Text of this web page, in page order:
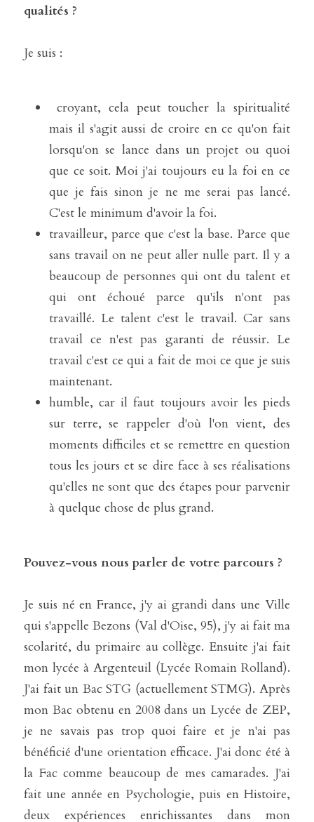
qualités ?
Je suis :
croyant, cela peut toucher la spiritualité
mais il s'agit aussi de croire en ce qu'on fait
lorsqu'on se lance dans un projet ou quoi
que ce soit. Moi j'ai toujours eu la foi en ce
que je fais sinon je ne me serai pas lancé.
C'est le minimum d'avoir la foi.
travailleur, parce que c'est la base. Parce que
sans travail on ne peut aller nulle part. Il y a
beaucoup de personnes qui ont du talent et
qui ont échoué parce qu'ils n'ont pas
travaillé. Le talent c'est le travail. Car sans
travail ce n'est pas garanti de réussir. Le
travail c'est ce qui a fait de moi ce que je suis
maintenant.
humble, car il faut toujours avoir les pieds
sur terre, se rappeler d'où l'on vient, des
moments difficiles et se remettre en question
tous les jours et se dire face à ses réalisations
qu'elles ne sont que des étapes pour parvenir
à quelque chose de plus grand.
Pouvez-vous nous parler de votre parcours ?
Je suis né en France, j'y ai grandi dans une Ville
qui s'appelle Bezons (Val d'Oise, 95), j'y ai fait ma
scolarité, du primaire au collège. Ensuite j'ai fait
mon lycée à Argenteuil (Lycée Romain Rolland).
J'ai fait un Bac STG (actuellement STMG). Après
mon Bac obtenu en 2008 dans un Lycée de ZEP,
je ne savais pas trop quoi faire et je n'ai pas
bénéficié d'une orientation efficace. J'ai donc été à
la Fac comme beaucoup de mes camarades. J'ai
fait une année en Psychologie, puis en Histoire,
deux expériences enrichissantes dans mon